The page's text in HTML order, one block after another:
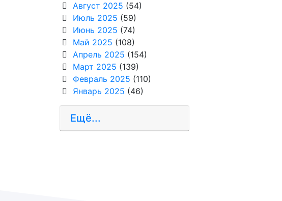
Август 2025 (54)
Июль 2025 (59)
Июнь 2025 (74)
Май 2025 (108)
Апрель 2025 (154)
Март 2025 (139)
Февраль 2025 (110)
Январь 2025 (46)
Ещё...